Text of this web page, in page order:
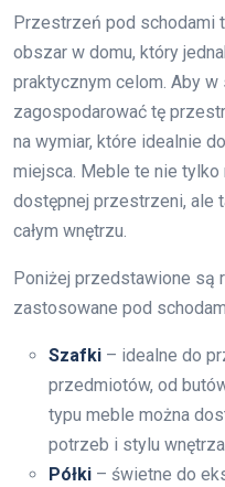
Przestrzeń pod schodami
obszar w domu, który
praktycznym celom. Aby
zagospodarować tę
na wymiar, które idealnie
miejsca. Meble te nie
dostępnej przestrzeni, ale
całym wnętrzu.
Poniżej przedstawione są
zastosowane pod
Szafki – idealne do
przedmiotów, od
typu meble można
potrzeb i stylu
Półki – świetne do